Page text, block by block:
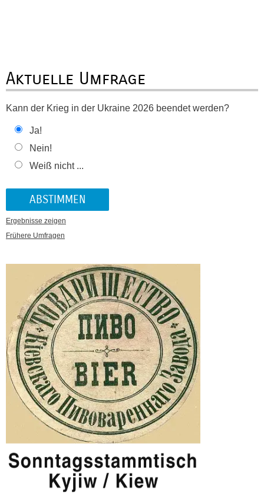
Aktuelle Umfrage
Kann der Krieg in der Ukraine 2026 beendet werden?
Ja!
Nein!
Weiß nicht ...
Ergebnisse zeigen
Frühere Umfragen